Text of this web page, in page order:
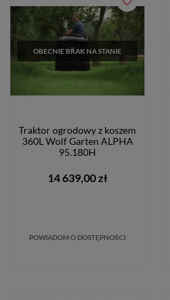
OBECNIE BRAK NA STANIE
Traktor ogrodowy z koszem
360L Wolf Garten ALPHA
95.180H
14 639,00 zł
POWIADOM O DOSTĘPNOŚCI